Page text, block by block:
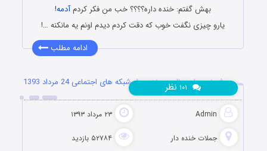
بهش گفتم: خنده داره؟؟؟؟ خب من فکر کردمآدمه!
یارو چیزی نگفت خوب که دقت کردم دیدم اونم یه مانکنه …!
ادامه مطلب
شوخی های جالب و خنده دار شبکه های اجتماعی 24 مرداد 1393
Admin ۲۳ مرداد ۱۳۹۳
جملات خنده دار ۵۲۷۸۴ بازدید
نظر